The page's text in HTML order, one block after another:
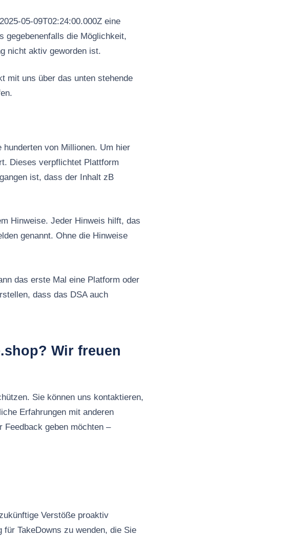
05-09T02:24:00.000Z eine
gegebenenfalls die Möglichkeit,
nicht aktiv geworden ist.
mit uns über das unten stehende
hunderten von Millionen. Um hier
Dieses verpflichtet Plattform
ist, dass der Inhalt zB
Hinweise. Jeder Hinweis hilft, das
genannt. Ohne die Hinweise
das erste Mal eine Platform oder
dass das DSA auch
Wir freuen
Sie können uns kontaktieren,
Erfahrungen mit anderen
Feedback geben möchten –
Verstöße proaktiv
TakeDowns zu wenden, die Sie